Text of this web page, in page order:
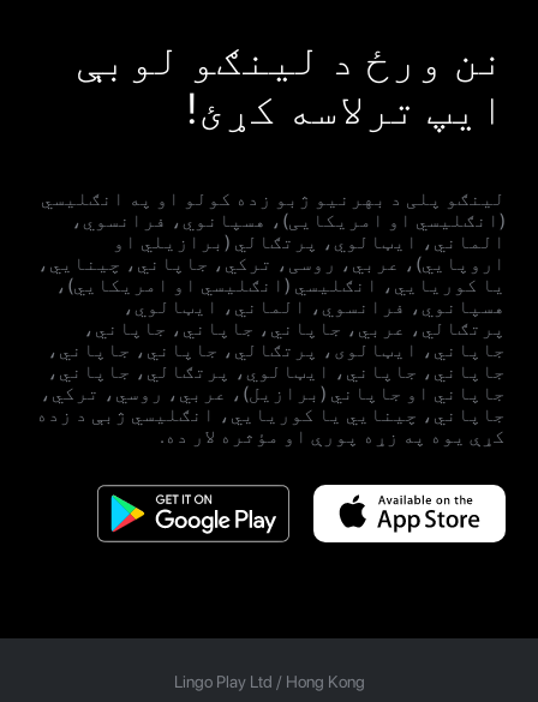
نن ورځ د لینګو لوبې
ایپ ترلاسه کړئ!
لینګو پلی د بهرنیو ژبو زده کولو او په انګلیسي
(انګلیسي او امریکایی)، هسپانوي، فرانسوي،
الماني، ایټالوي، پرتګالي (برازیلي او
اروپايي)، عربي، روسی، ترکي، جاپاني، چینایي،
یا کوریايي، انګلیسي (انګلیسي او امریکایي)،
هسپانوي، فرانسوي، الماني، ایټالوي،
پرتګالي، عربي، جاپاني، جاپاني، جاپاني،
جاپاني، ایټالوی، پرتګالي، جاپاني، جاپاني،
جاپاني، جاپاني، ایټالوي، پرتګالي، جاپاني،
جاپاني او جاپاني (برازيل)، عربي، روسي، ترکي،
جاپاني، چینايي یا کوریايي، انګلیسي ژبې د زده
کړې یوه په زړه پورې او مؤثره لار ده.
Lingo Play Ltd / Hong Kong